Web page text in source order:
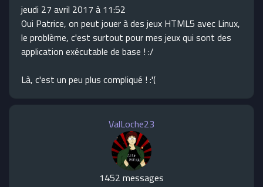
jeudi 27 avril 2017 à 11:52
Oui Patrice, on peut jouer à des jeux HTML5 avec Linux,
le problème, c'est surtout pour mes jeux qui sont des
application exécutable de base ! :/
Là, c'est un peu plus compliqué ! :'(
ValLoche23
1452 messages